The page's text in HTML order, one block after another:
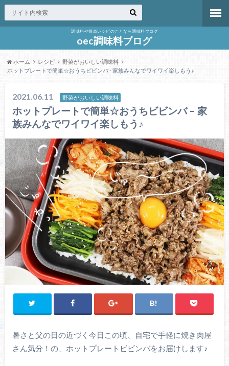
調味料や簡単レシピのことなら調味料ブログ
oec調味料ブログ
ホーム レシピ
野菜がおいしい調味料
ホットプレートで簡単☆おうちビビンバ - 家族みんなでワイワイ楽しもう♪
2021.06.11 野菜がおいしい調味料
ホットプレートで簡単☆おうちビビンバ – 家
族みんなでワイワイ楽しもう♪
暑さと父の日の近づく今日この頃、自宅で手軽に焼き肉屋
さん気分！の、ホットプレートビビンバをお届けします♪